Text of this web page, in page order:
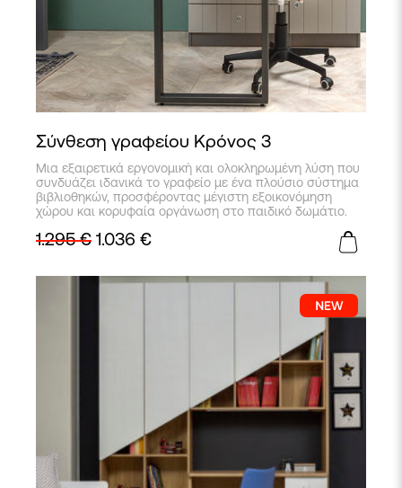
Σύνθεση γραφείου Κρόνος 3
Μια εξαιρετικά εργονομική και ολοκληρωμένη λύση που
συνδυάζει ιδανικά το γραφείο με ένα πλούσιο σύστημα
βιβλιοθηκών, προσφέροντας μέγιστη εξοικονόμηση
χώρου και κορυφαία οργάνωση στο παιδικό δωμάτιο.
1.295€ 1.036 €